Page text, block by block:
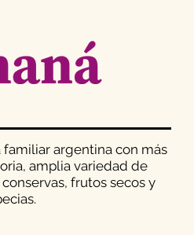
familiar argentina con más
amplia variedad de
frutos secos y